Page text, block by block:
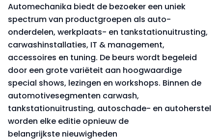
Automechanika biedt de bezoeker een uniek
spectrum van productgroepen als auto-
onderdelen, werkplaats- en tankstationuitrusting,
carwashinstallaties, IT & management,
accessoires en tuning. De beurs wordt begeleid
door een grote variëteit aan hoogwaardige
special shows, lezingen en workshops. Binnen de
automotivesegmenten carwash,
tankstationuitrusting, autoschade- en autoherstel
worden elke editie opnieuw de
belangrijkste nieuwigheden